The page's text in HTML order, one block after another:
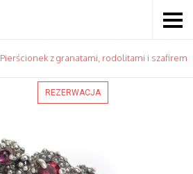
Pierścionek z granatami, rodolitami i szafirem
REZERWACJA